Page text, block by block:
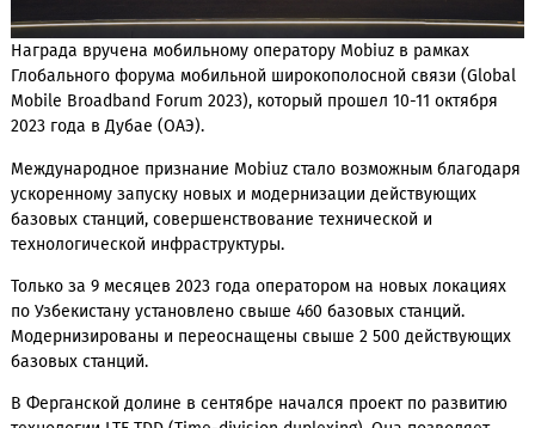
Глобального форума мобильной широкополосной связи
Mobile Broadband Forum 2023), который прошел 10-11
2023 года в Дубае (ОАЭ).
Международное признание Mobiuz стало возможным
ускоренному запуску новых и модернизации действующих
базовых станций, совершенствование технической и
технологической инфраструктуры.
Только за 9 месяцев 2023 года оператором на новых